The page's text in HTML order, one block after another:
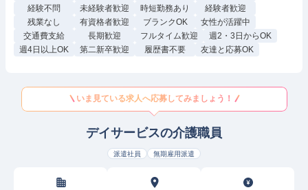
経験不問
未経験者歓迎 時短勤務あり
経験者歓迎
残業なし
有資格者歓迎 ブランクOK
女性が活躍中
交通費支給
長期歓迎 フルタイム歓迎
週2・3日からOK
週4日以上OK
第二新卒歓迎 履歴書不要 友達と応募OK
いま見ている求人へ応募してみましょう！
デイサービスの介護職員
派遣社員 無期雇用派遣